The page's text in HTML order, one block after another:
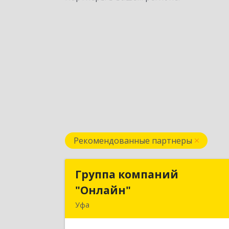
Рекомендованные партнеры
Группа компаний
"Онлайн"
Уфа
Группа компаний